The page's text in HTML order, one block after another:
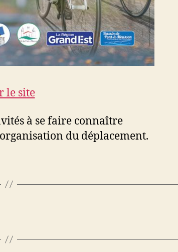
le site
à se faire connaître
du déplacement.